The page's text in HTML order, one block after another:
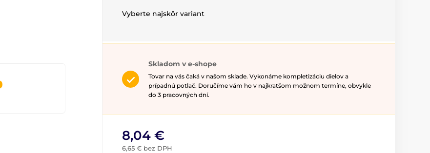
Vyberte najskôr variant
Skladom v e-shope
Tovar na vás čaká v našom sklade. Vykonáme kompletizáciu dielov a
prípadnú potlač. Doručíme vám ho v najkratšom možnom termíne, obvykle
do 3 pracovných dní.
8,04 €
6,65 € bez DPH